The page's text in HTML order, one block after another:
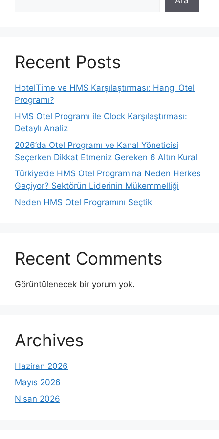
Recent Posts
HotelTime ve HMS Karşılaştırması: Hangi Otel
Programı?
HMS Otel Programı ile Clock Karşılaştırması:
Detaylı Analiz
2026’da Otel Programı ve Kanal Yöneticisi
Seçerken Dikkat Etmeniz Gereken 6 Altın Kural
Türkiye’de HMS Otel Programına Neden Herkes
Geçiyor? Sektörün Liderinin Mükemmelliği
Neden HMS Otel Programını Seçtik
Recent Comments
Görüntülenecek bir yorum yok.
Archives
Haziran 2026
Mayıs 2026
Nisan 2026